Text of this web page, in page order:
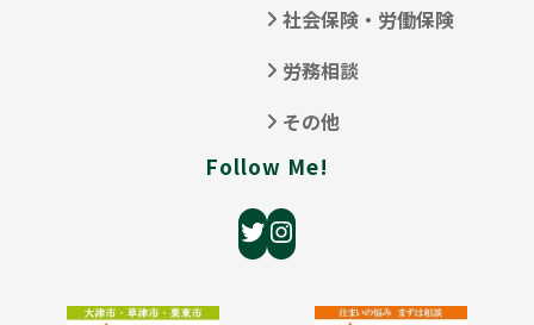
社会保険・労働保険
労務相談
その他
Follow Me!